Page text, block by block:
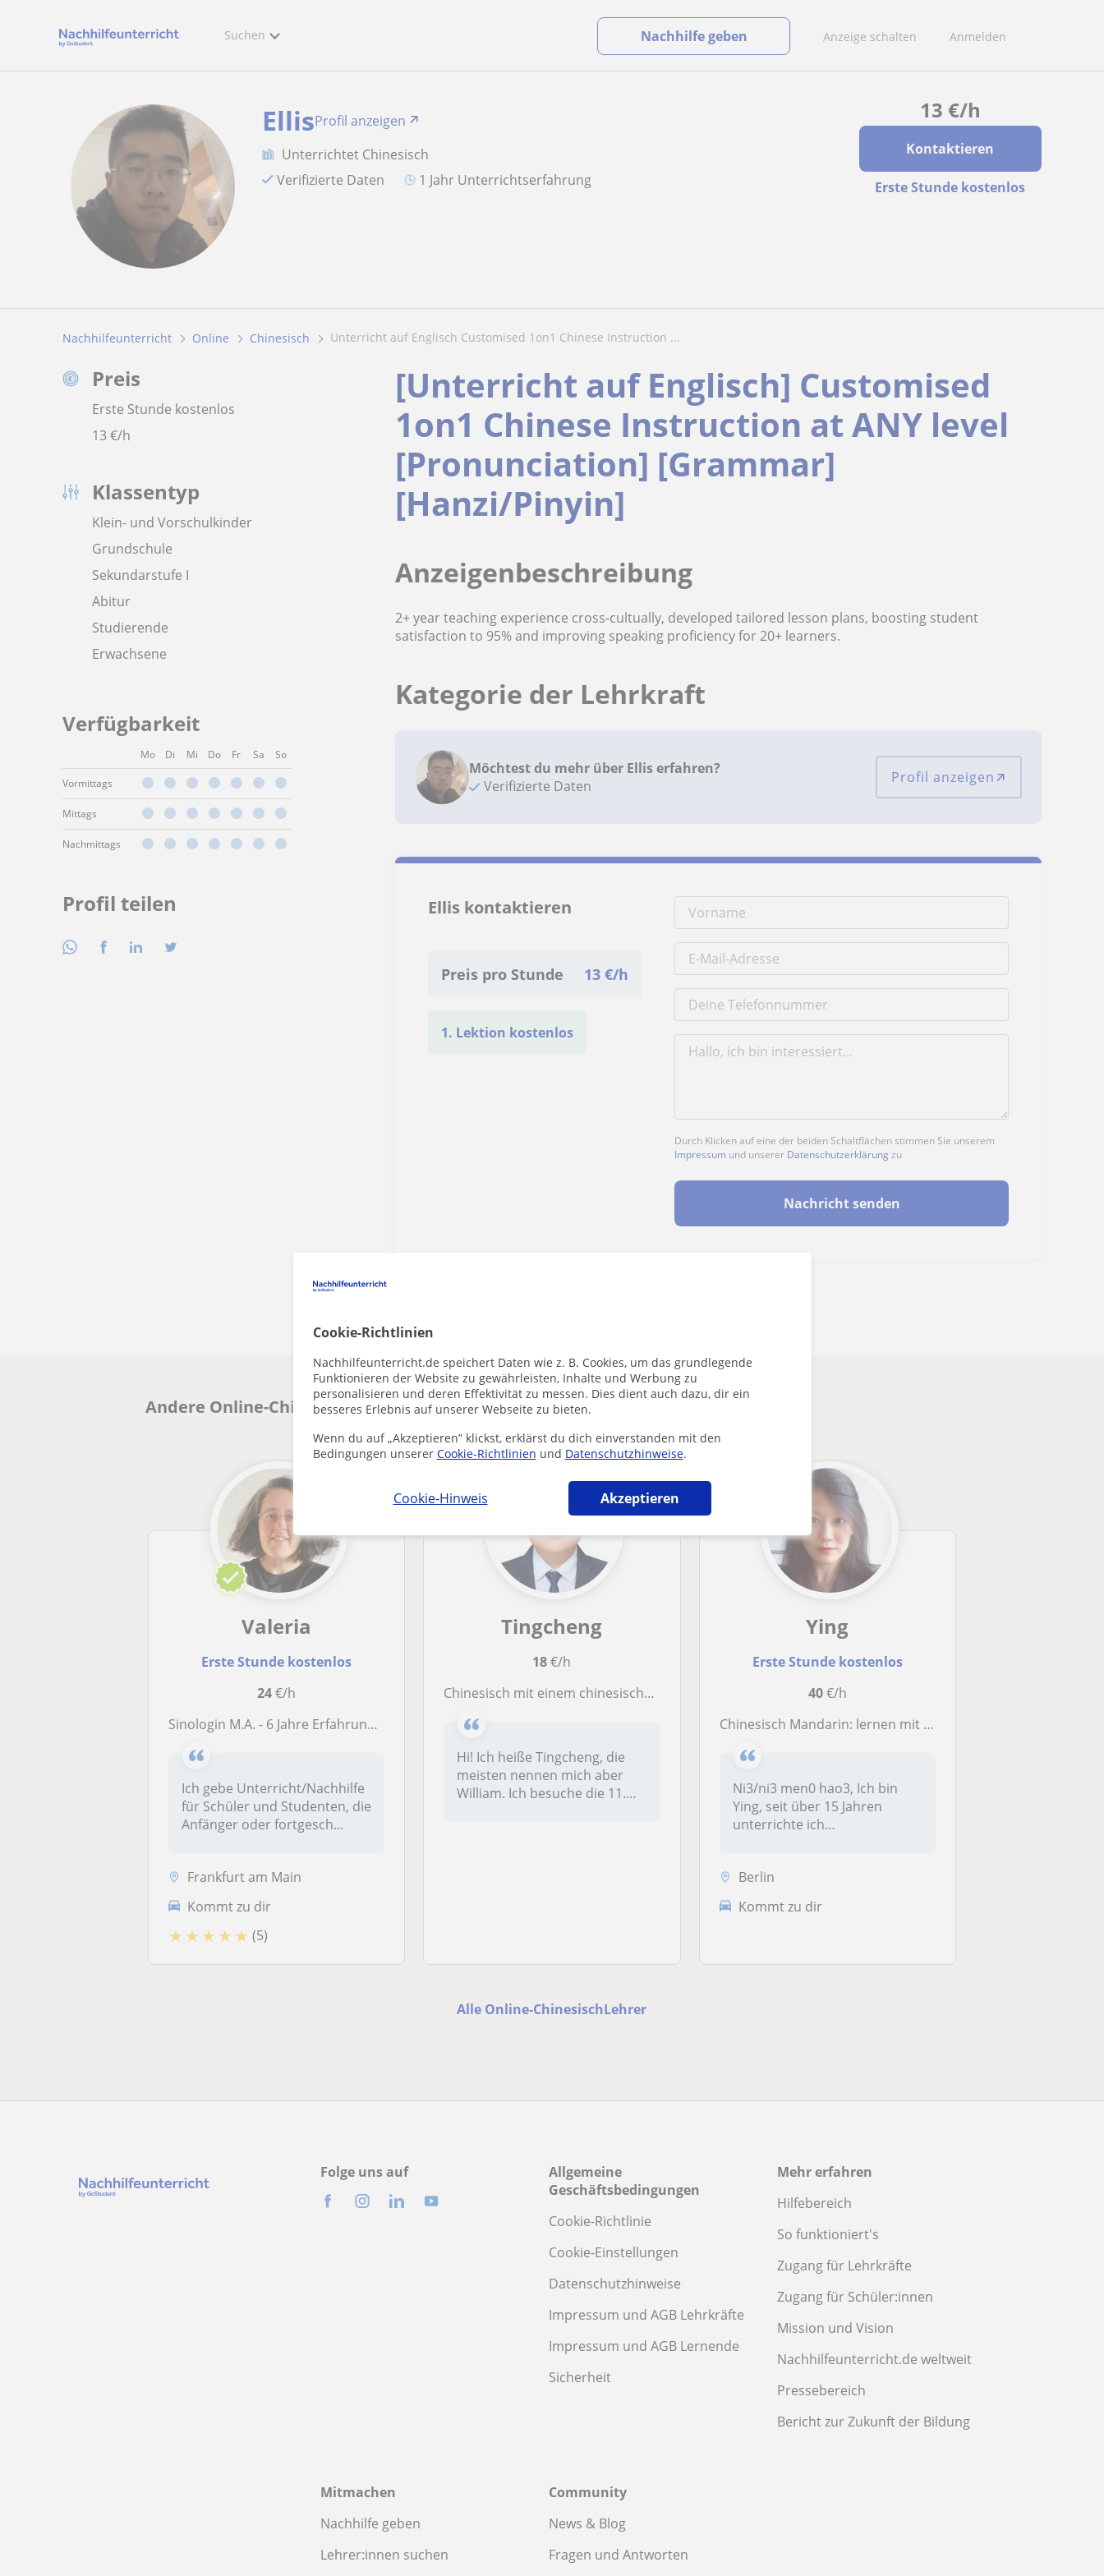
Cookie-Richtlinien
Nachhilfeunterricht.de speichert Daten wie z. B. Cookies, um das grundlegende
Funktionieren der Website zu gewährleisten, Inhalte und Werbung zu
personalisieren und deren Effektivität zu messen. Dies dient auch dazu, dir ein
besseres Erlebnis auf unserer Webseite zu bieten.
Wenn du auf „Akzeptieren” klickst, erklärst du dich einverstanden mit den
Bedingungen unserer Cookie-Richtlinien und Datenschutzhinweise.
Cookie-Hinweis Akzeptieren
Suchen Anzeige schalten Anmelden
Nachhilfe geben
13 €/h
Kontaktieren
Erste Stunde kostenlos
EllisProfil anzeigen
Unterrichtet Chinesisch
Verifizierte Daten
1 Jahr Unterrichtserfahrung
Nachhilfeunterricht Online Chinesisch Unterricht auf Englisch Customised 1on1 Chinese Instruction ...
Preis
Erste Stunde kostenlos
13 €/h
Klassentyp
Klein- und Vorschulkinder
Grundschule
Sekundarstufe I
Abitur
Studierende
Erwachsene
Verfügbarkeit
Mo Di Mi Do Fr Sa So
Vormittags
Mittags
Nachmittags
Profil teilen
[Unterricht auf Englisch] Customised
1on1 Chinese Instruction at ANY level
[Pronunciation] [Grammar]
[Hanzi/Pinyin]
Anzeigenbeschreibung
2+ year teaching experience cross-cultually, developed tailored lesson plans, boosting student
satisfaction to 95% and improving speaking proficiency for 20+ learners.
Kategorie der Lehrkraft
Möchtest du mehr über Ellis erfahren?
Verifizierte Daten
Profil anzeigen
Ellis kontaktieren
Preis pro Stunde 13 €/h
1. Lektion kostenlos
Durch Klicken auf eine der beiden Schaltflächen stimmen Sie unserem
Impressum und unserer Datenschutzerklärung zu
Nachricht senden
Andere Online-ChinesischLehrer die dich interessieren könnten
Valeria
Erste Stunde kostenlos
24€/h
Sinologin M.A. - 6 Jahre Erfahrung - Chinesisch mit deutschen Erklärungen - auch für Schüler und Studenten - online
Ich gebe Unterricht/Nachhilfe
für Schüler und Studenten, die
Anfänger oder fortgesch...
Frankfurt am Main
Kommt zu dir
★ ★ ★ ★ ★ (5)
Tingcheng
18€/h
Chinesisch mit einem chinesischen Muttersprachler – Chinesisch mit einem chinesischen Muttersprachler, Personalisiert und effektiv
Hi! Ich heiße Tingcheng, die
meisten nennen mich aber
William. Ich besuche die 11.
Ying
Erste Stunde kostenlos
40€/h
Chinesisch Mandarin: lernen mit Ying durch Spaß, Sinne und Lieb
Ni3/ni3 men0 hao3, Ich bin
Ying, seit über 15 Jahren
unterrichte ich
Berlin
Kommt zu dir
Alle Online-ChinesischLehrer
Folge uns auf
Allgemeine
Geschäftsbedingungen
Cookie-Richtlinie
Cookie-Einstellungen
Datenschutzhinweise
Impressum und AGB Lehrkräfte
Impressum und AGB Lernende
Sicherheit
Mehr erfahren
Hilfebereich
So funktioniert's
Zugang für Lehrkräfte
Zugang für Schüler:innen
Mission und Vision
Nachhilfeunterricht.de weltweit
Pressebereich
Bericht zur Zukunft der Bildung
Mitmachen
Nachhilfe geben
Lehrer:innen suchen
Community
News & Blog
Fragen und Antworten